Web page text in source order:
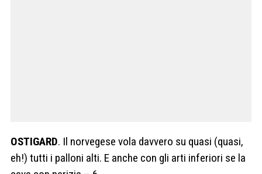
OSTIGARD. Il norvegese vola davvero su quasi (quasi,
eh!) tutti i palloni alti. E anche con gli arti inferiori se la